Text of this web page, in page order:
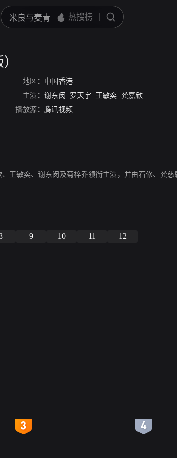
地区： 中国香港
主演： 谢东闵 罗天宇 王敏奕 龚嘉欣
播放源： 腾讯视频
王敏奕、谢东闵及菊梓乔领衔主演，并由石修、龚
9 10 11 12